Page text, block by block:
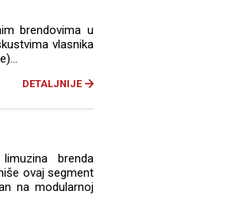
brendovima u
vlasnika
DETALJNIJE
brenda
ovaj segment
na modularnoj